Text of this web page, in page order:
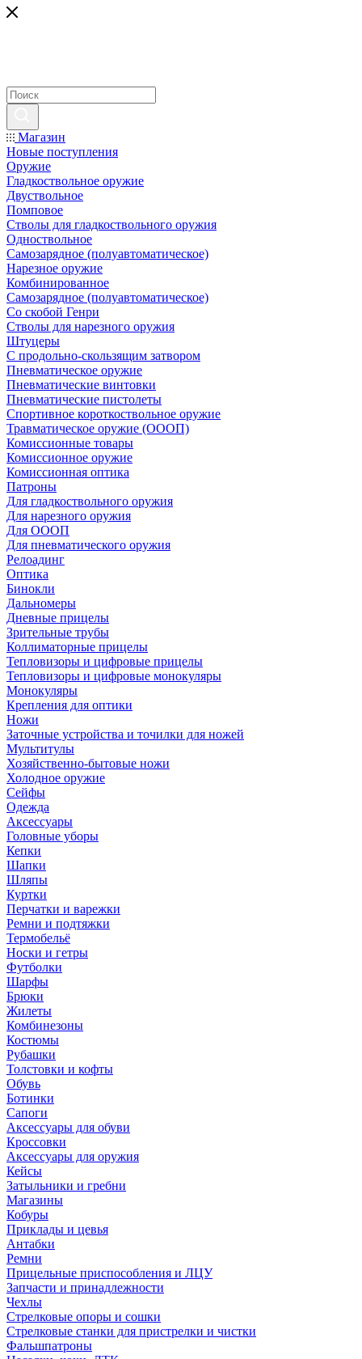
Магазин
Новые поступления
Оружие
Гладкоствольное оружие
Двуствольное
Помповое
Стволы для гладкоствольного оружия
Одноствольное
Самозарядное (полуавтоматическое)
Нарезное оружие
Комбинированное
Самозарядное (полуавтоматическое)
Со скобой Генри
Стволы для нарезного оружия
Штуцеры
С продольно-скользящим затвором
Пневматическое оружие
Пневматические винтовки
Пневматические пистолеты
Спортивное короткоствольное оружие
Травматическое оружие (ОООП)
Комиссионные товары
Комиссионное оружие
Комиссионная оптика
Патроны
Для гладкоствольного оружия
Для нарезного оружия
Для ОООП
Для пневматического оружия
Релоадинг
Оптика
Бинокли
Дальномеры
Дневные прицелы
Зрительные трубы
Коллиматорные прицелы
Тепловизоры и цифровые прицелы
Тепловизоры и цифровые монокуляры
Монокуляры
Крепления для оптики
Ножи
Заточные устройства и точилки для ножей
Мультитулы
Хозяйственно-бытовые ножи
Холодное оружие
Сейфы
Одежда
Аксессуары
Головные уборы
Кепки
Шапки
Шляпы
Куртки
Перчатки и варежки
Ремни и подтяжки
Термобельё
Носки и гетры
Футболки
Шарфы
Брюки
Жилеты
Комбинезоны
Костюмы
Рубашки
Толстовки и кофты
Обувь
Ботинки
Сапоги
Аксессуары для обуви
Кроссовки
Аксессуары для оружия
Кейсы
Затыльники и гребни
Магазины
Кобуры
Приклады и цевья
Антабки
Ремни
Прицельные приспособления и ЛЦУ
Запчасти и принадлежности
Чехлы
Стрелковые опоры и сошки
Стрелковые станки для пристрелки и чистки
Фальшпатроны